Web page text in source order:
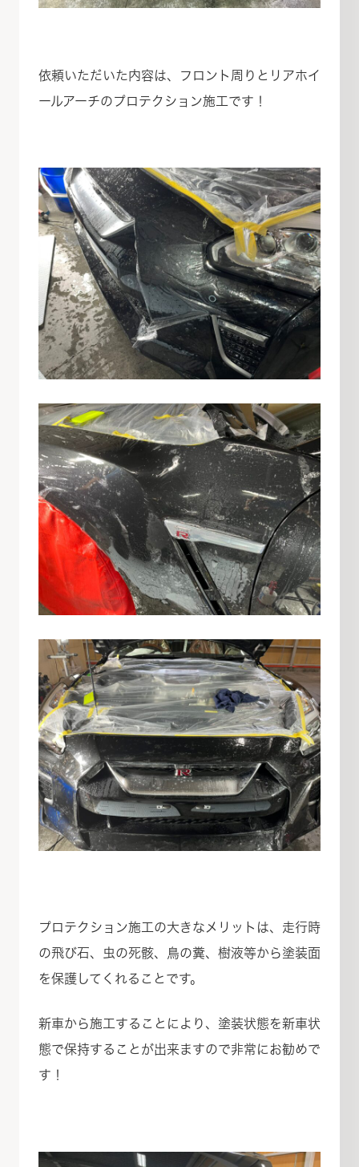
依頼いただいた内容は、フロント周りとリアホイ
ールアーチのプロテクション施工です！
プロテクション施工の大きなメリットは、走行時
の飛び石、虫の死骸、鳥の糞、樹液等から塗装面
を保護してくれることです。
新車から施工することにより、塗装状態を新車状
態で保持することが出来ますので非常にお勧めで
す！